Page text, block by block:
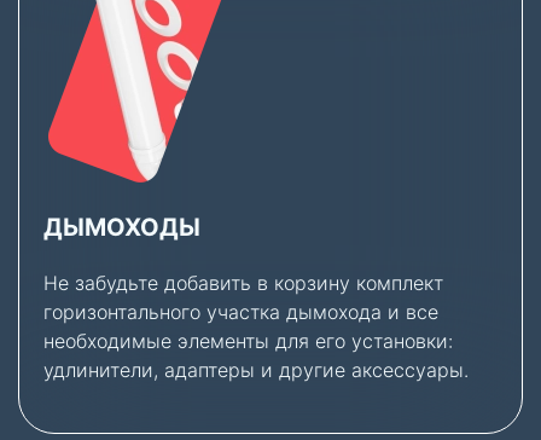
ДЫМОХОДЫ
Не забудьте добавить в корзину комплект
горизонтального участка дымохода и все
необходимые элементы для его установки:
удлинители, адаптеры и другие аксессуары.